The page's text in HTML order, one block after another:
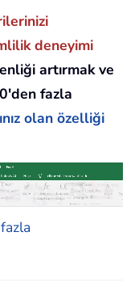
deneyimi
artırmak ve
fazla
olan özelliği